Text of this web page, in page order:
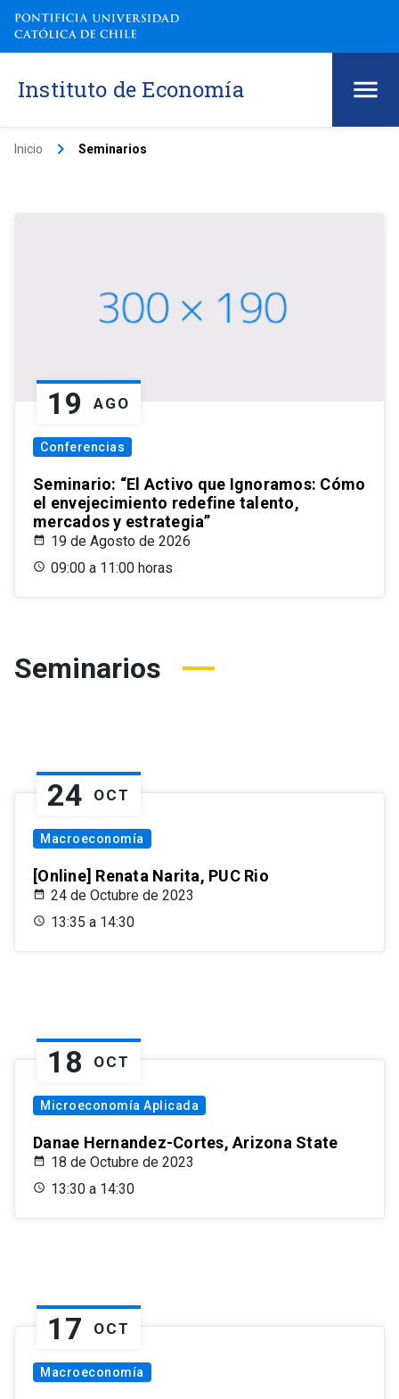
Instituto de Economía
Inicio keyboard_arrow_right Seminarios
19 AGO
Conferencias
Seminario: “El Activo que Ignoramos: Cómo
el envejecimiento redefine talento,
mercados y estrategia”
19 de Agosto de 2026
09:00 a 11:00 horas
Seminarios
24 OCT
Macroeconomía
[Online] Renata Narita, PUC Rio
24 de Octubre de 2023
13:35 a 14:30
18 OCT
Microeconomía Aplicada
Danae Hernandez-Cortes, Arizona State
18 de Octubre de 2023
13:30 a 14:30
17 OCT
Macroeconomía